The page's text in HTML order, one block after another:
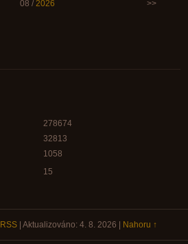
08 / 2026 >>
15
278674
32813
1058
RSS| Aktualizováno: 4. 8. 2026 | Nahoru ↑